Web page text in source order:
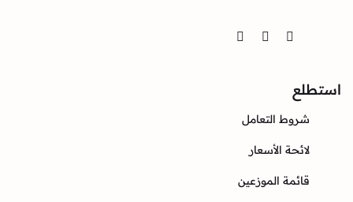
Facebook
Instagram
Twitter
استطلع
شروط التعامل
لائحة الأسعار
قائمة الموزعين